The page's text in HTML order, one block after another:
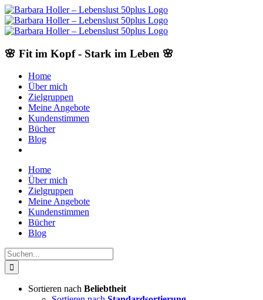
Skip
to
content
🌸 Fit im Kopf - Stark im Leben 🌸
Home
Über mich
Zielgruppen
Meine Angebote
Kundenstimmen
Bücher
Blog
Home
Über mich
Zielgruppen
Meine Angebote
Kundenstimmen
Bücher
Blog
Suche
nach:
Sortieren nach Beliebtheit